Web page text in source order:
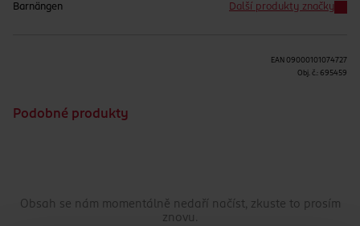
Barnängen Další produkty značky
EAN 09000101074727
Obj. č.: 695459
Podobné produkty
Obsah se nám momentálně nedaří načíst, zkuste to prosím
znovu.